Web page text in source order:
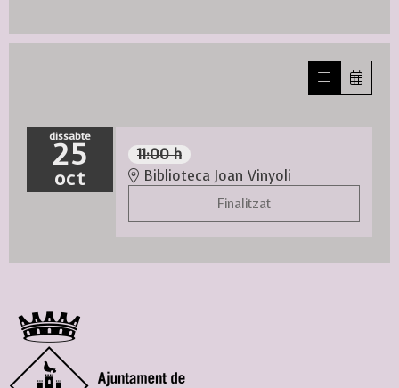
dissabte
25
oct
11:00 h
Biblioteca Joan Vinyoli
Finalitzat